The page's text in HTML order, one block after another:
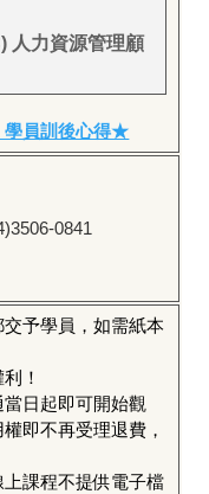
人力資源管理顧
學員訓後心得★
0841
予學員，如需紙本
！
日起即可開始觀
即不再受理退費，
課程不提供電子檔